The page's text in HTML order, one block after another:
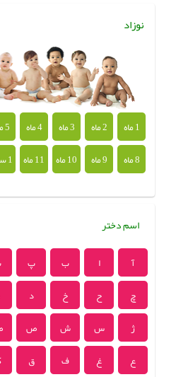
نوزاد
1 ماه 2 ماه 3 ماه 4 ماه 5 ماه
8 ماه
9 ماه 10 ماه 11 ماه 1 سال
اسم دختر
آ ا ب پ
چ
ح خ د
ژ
س ش ص
ع
غ ف ق